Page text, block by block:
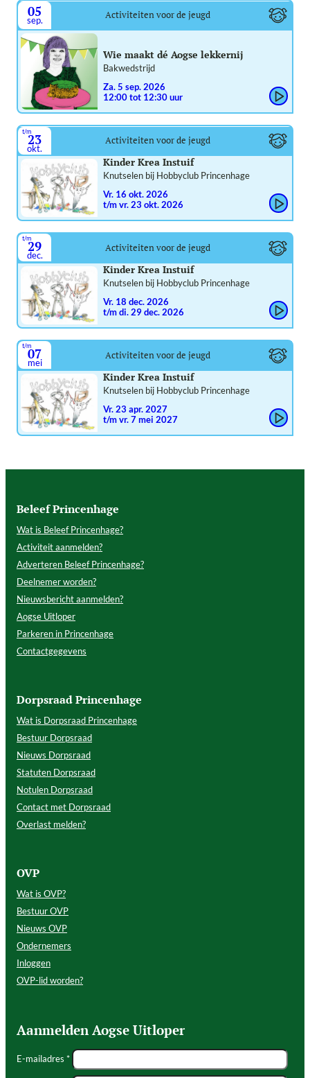
05
sep. Activiteiten voor de jeugd
Wie maakt dé Aogse lekkernij
Bakwedstrijd
za. 5 sep. 2026
12:00 tot 12:30 uur
t/m
23
okt.
Activiteiten voor de jeugd
Kinder Krea Instuif
Knutselen bij Hobbyclub Princenhage
vr. 16 okt. 2026
t/m vr. 23 okt. 2026
t/m
29
dec.
Activiteiten voor de jeugd
Kinder Krea Instuif
Knutselen bij Hobbyclub Princenhage
vr. 18 dec. 2026
t/m di. 29 dec. 2026
t/m
07
mei
Activiteiten voor de jeugd
Kinder Krea Instuif
Knutselen bij Hobbyclub Princenhage
vr. 23 apr. 2027
t/m vr. 7 mei 2027
Beleef Princenhage
Wat is Beleef Princenhage?
Activiteit aanmelden?
Adverteren Beleef Princenhage?
Deelnemer worden?
Nieuwsbericht aanmelden?
Aogse Uitloper
Parkeren in Princenhage
Contactgegevens
Dorpsraad Princenhage
Wat is Dorpsraad Princenhage
Bestuur Dorpsraad
Nieuws Dorpsraad
Statuten Dorpsraad
Notulen Dorpsraad
Contact met Dorpsraad
Overlast melden?
OVP
Wat is OVP?
Bestuur OVP
Nieuws OVP
Ondernemers
Inloggen
OVP-lid worden?
Aanmelden Aogse Uitloper
E-mailadres *